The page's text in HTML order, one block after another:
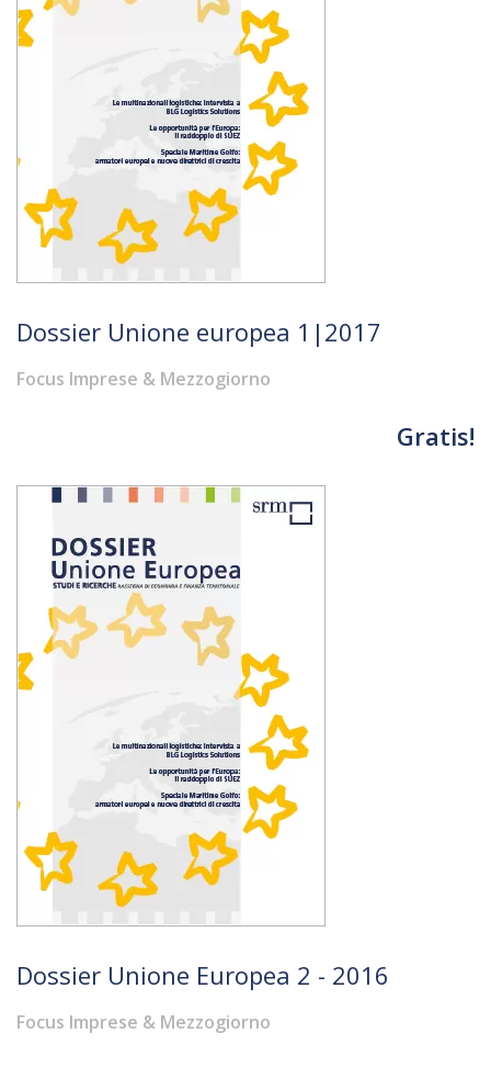
Dossier Unione europea 1|2017
Focus Imprese & Mezzogiorno
Gratis!
Dossier Unione Europea 2 - 2016
Focus Imprese & Mezzogiorno